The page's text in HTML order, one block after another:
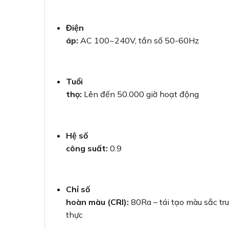
Điện
áp: AC 100~240V, tần số 50-60Hz
Tuổi
thọ: Lên đến 50.000 giờ hoạt động
Hệ số
công suất: 0.9
Chỉ số
hoàn màu (CRI): 80Ra – tái tạo màu sắc
thực